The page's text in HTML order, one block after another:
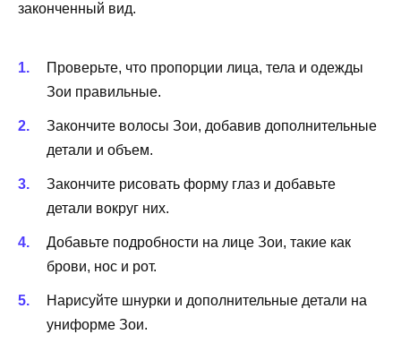
законченный вид.
Проверьте, что пропорции лица, тела и одежды
Зои правильные.
Закончите волосы Зои, добавив дополнительные
детали и объем.
Закончите рисовать форму глаз и добавьте
детали вокруг них.
Добавьте подробности на лице Зои, такие как
брови, нос и рот.
Нарисуйте шнурки и дополнительные детали на
униформе Зои.